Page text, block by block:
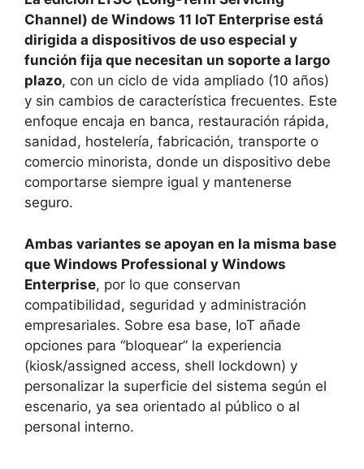
Channel) de Windows 11 IoT Enterprise está
dirigida a dispositivos de uso especial y
función fija que necesitan un soporte a largo
plazo, con un ciclo de vida ampliado (10 años)
y sin cambios de característica frecuentes. Este
enfoque encaja en banca, restauración rápida,
sanidad, hostelería, fabricación, transporte o
comercio minorista, donde un dispositivo debe
comportarse siempre igual y mantenerse
seguro.
Ambas variantes se apoyan en la misma base
que Windows Professional y Windows
Enterprise, por lo que conservan
compatibilidad, seguridad y administración
empresariales. Sobre esa base, IoT añade
opciones para “bloquear” la experiencia
(kiosk/assigned access, shell lockdown) y
personalizar la superficie del sistema según el
escenario, ya sea orientado al público o al
personal interno.